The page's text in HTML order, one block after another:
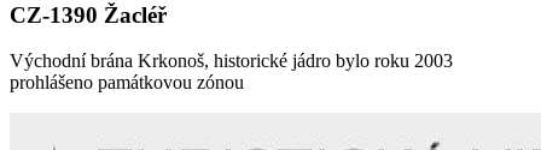
CZ-1390 Žacléř
Východní brána Krkonoš, historické jádro bylo roku 2003
prohlášeno památkovou zónou